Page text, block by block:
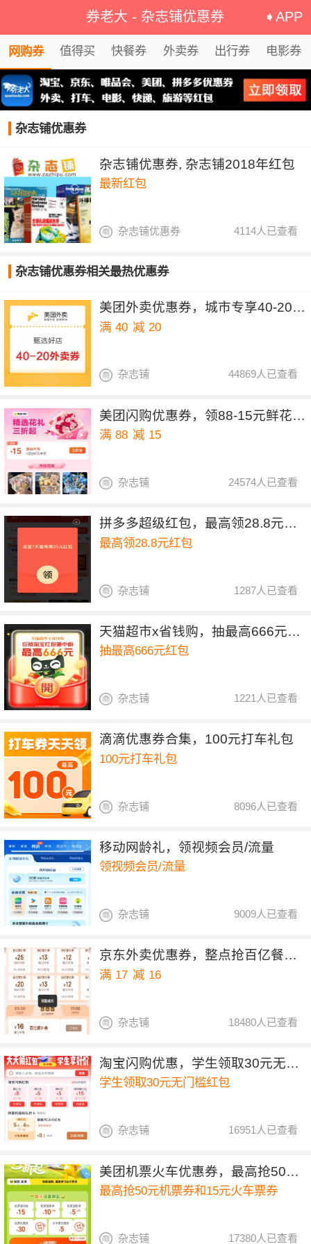
券老大 - 杂志铺优惠券 ➧APP
网购券 值得买 快餐券 外卖券 出行券 电影券
杂志铺优惠券
杂志铺优惠券, 杂志铺2018年红包
最新红包
4114人已查看
杂志铺优惠券
杂志铺优惠券相关最热优惠券
美团外卖优惠券，城市专享40-20&30-15元红包
满 40 减 20
44869人已查看
杂志铺
美团闪购优惠券，领88-15元鲜花优惠券
满 88 减 15
24574人已查看
杂志铺
拼多多超级红包，最高领28.8元红包
最高领28.8元红包
1287人已查看
杂志铺
天猫超市x省钱购，抽最高666元红包
抽最高666元红包
1221人已查看
杂志铺
滴滴优惠券合集，100元打车礼包
100元打车礼包
8096人已查看
杂志铺
移动网龄礼，领视频会员/流量
领视频会员/流量
9009人已查看
杂志铺
京东外卖优惠券，整点抢百亿餐补17-16券
满 17 减 16
18480人已查看
杂志铺
淘宝闪购优惠，学生领取30元无门槛红包
学生领取30元无门槛红包
16951人已查看
杂志铺
美团机票火车优惠券，最高抢50元机票券和15元火车票券
最高抢50元机票券和15元火车票券
17380人已查看
杂志铺